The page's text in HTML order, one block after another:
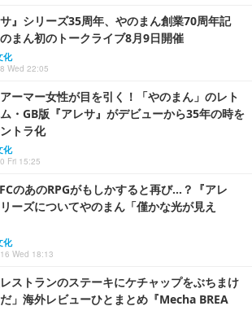
サ』シリーズ35周年、やのまん創業70周年記
まん初のトークライブ8月9日開催
化
Wed 22:05
ーマー女性が目を引く！「やのまん」のレト
・GB版『アレサ』がデビューから35年の時を
トラ化
化
Fri 15:25
のあのRPGがもしかすると再び…？『アレ
ーズについてやのまん「僅かな光が見え
化
Wed 18:13
レストランのステーキにケチャップをぶちまけ
」海外レビューひとまとめ『Mecha BREA